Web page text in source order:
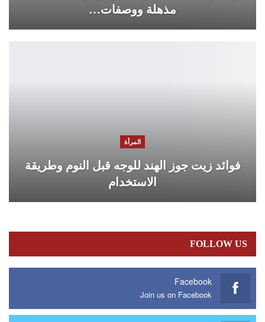
مذهلة ووصفات…
المرأة
فوائد زيت جوز الهند للوجه قبل النوم وطريقة
الاستخدام
FOLLOW US
Facebook
Join us on Facebook